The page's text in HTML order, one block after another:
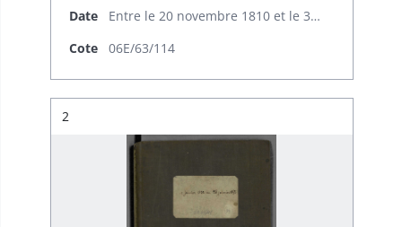
Date
Entre le 20 novembre 1810 et le 30 décembre 1831
Cote
06E/63/114
Résultat n°
2